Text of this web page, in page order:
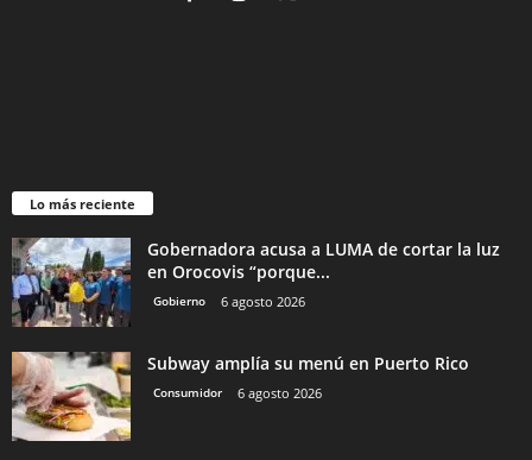
Lo más reciente
Gobernadora acusa a LUMA de cortar la luz
en Orocovis “porque...
Gobierno 6 agosto 2026
Subway amplía su menú en Puerto Rico
Consumidor 6 agosto 2026